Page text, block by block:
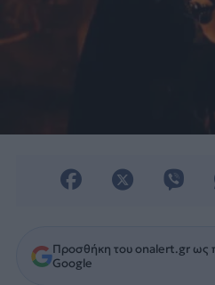
Προσθήκη του onalert.gr ως
Google